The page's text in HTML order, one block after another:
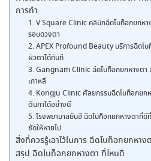
การทำ
1. V Square Clinic คลินิกฉีดโบท็อกยกห
รอบดวงตา
2. APEX Profound Beauty บริการฉีดโบ
ผิวตาได้ทันที
3. Gangnam Clinic ฉีดโบท็อกยกหางตา
เกาหลี
4. Kongju Clinic ศัลยกรรมฉีดโบท็อกยก
ตีนกาได้อย่างดี
5. โรงพยาบาลยันฮี ฉีดโบท็อกยกหางตาที่ดี
ชัดให้หายไป
สิ่งที่ควรรู้เอาไว้ในการ ฉีดโบท็อกยกหาง
สรุป ฉีดโบท็อกยกหางตา ที่ไหนดี